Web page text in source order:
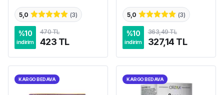
5,0 (3)
%10
indirim
470 TL
423 TL
5,0 (3)
%10
indirim
363,49 TL
327,14 TL
KARGO BEDAVA KARGO BEDAVA